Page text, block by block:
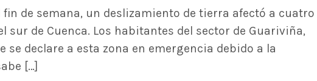
de semana, un deslizamiento de tierra afectó a cuatro
sur de Cuenca. Los habitantes del sector de Guariviña,
se declare a esta zona en emergencia debido a la
[…]